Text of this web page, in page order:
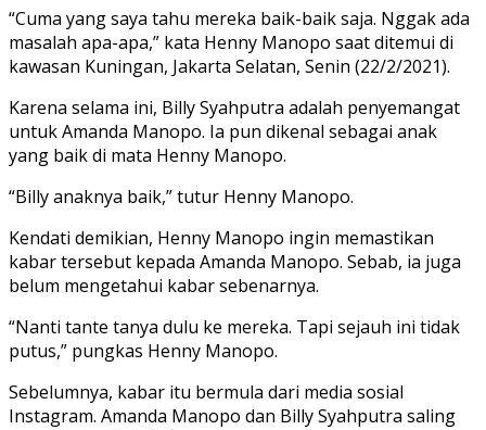
“Cuma yang saya tahu mereka baik-baik saja. Nggak ada
masalah apa-apa,” kata Henny Manopo saat ditemui di
kawasan Kuningan, Jakarta Selatan, Senin (22/2/2021).
Karena selama ini, Billy Syahputra adalah penyemangat
untuk Amanda Manopo. Ia pun dikenal sebagai anak
yang baik di mata Henny Manopo.
“Billy anaknya baik,” tutur Henny Manopo.
Kendati demikian, Henny Manopo ingin memastikan
kabar tersebut kepada Amanda Manopo. Sebab, ia juga
belum mengetahui kabar sebenarnya.
“Nanti tante tanya dulu ke mereka. Tapi sejauh ini tidak
putus,” pungkas Henny Manopo.
Sebelumnya, kabar itu bermula dari media sosial
Instagram. Amanda Manopo dan Billy Syahputra saling